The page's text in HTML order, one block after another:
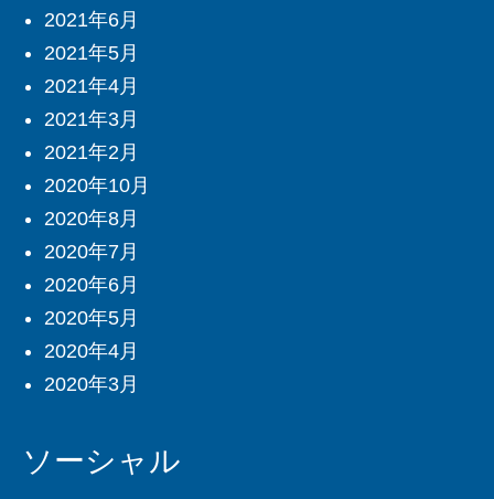
2021年6月
2021年5月
2021年4月
2021年3月
2021年2月
2020年10月
2020年8月
2020年7月
2020年6月
2020年5月
2020年4月
2020年3月
ソーシャル